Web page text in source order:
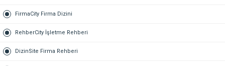
FirmaCity Firma Dizini
RehberCity İşletme Rehberi
DizinSite Firma Rehberi